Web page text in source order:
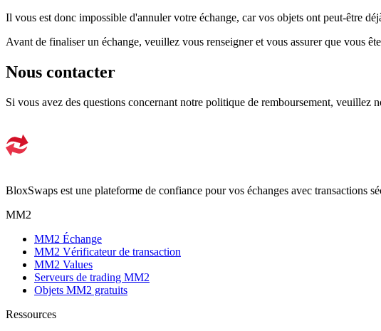
Il vous est donc impossible d'annuler votre échange, car vos objets ont peut-être
Avant de finaliser un échange, veuillez vous renseigner et vous assurer que vous
Nous contacter
Si vous avez des questions concernant notre politique de remboursement, veuillez
BloxSwaps est une plateforme de confiance pour vos échanges avec transactions
MM2
MM2 Échange
MM2 Vérificateur de transaction
MM2 Values
Serveurs de trading MM2
Objets MM2 gratuits
Ressources